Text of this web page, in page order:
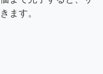
ます。